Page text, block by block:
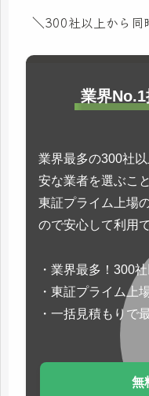
＼300社以上から同
業界
業界最多の300社
安な業者を選ぶこ
東証プライム上場
ので安心して利用
・業界最多！300
・東証プライム上
・一括見積もりで
無